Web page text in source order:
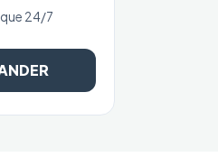
24/7